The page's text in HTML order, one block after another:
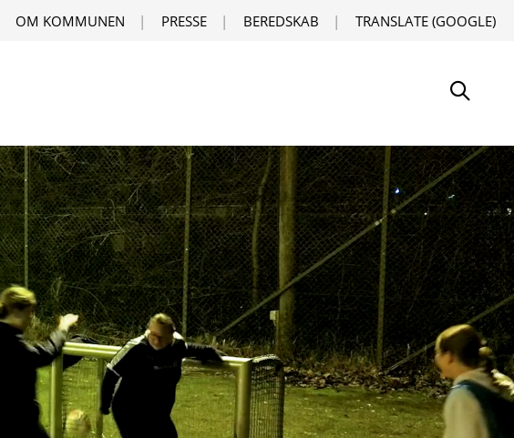
OM KOMMUNEN PRESSE BEREDSKAB TRANSLATE (GOOGLE)
Søg